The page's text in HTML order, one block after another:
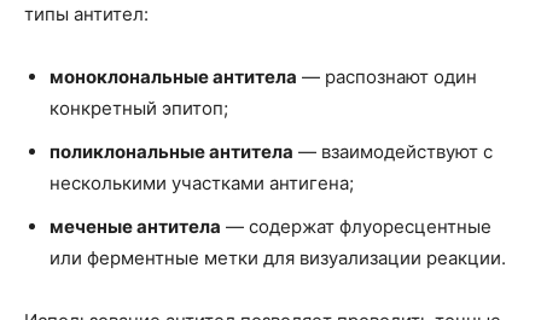
типы антител:
моноклональные антитела — распознают один
конкретный эпитоп;
поликлональные антитела — взаимодействуют с
несколькими участками антигена;
меченые антитела — содержат флуоресцентные
или ферментные метки для визуализации реакции.